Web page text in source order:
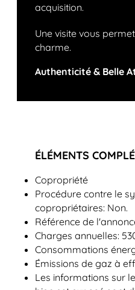
acquisition.
Une visite vous
charme.
Authenticité & Belle
ÉLÉMENTS
Copropriété
Procédure contre le
copropriétaires: Non.
Référence de
Charges annuelles:
Consommations
Émissions de gaz à
Les informations sur